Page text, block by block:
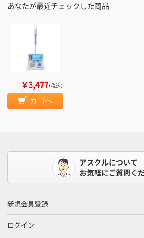
あなたが最近チェックした商品
￥3,477（税込）
カゴへ
アスクルについて
お気軽にご質問くだ
新規会員登録
ログイン